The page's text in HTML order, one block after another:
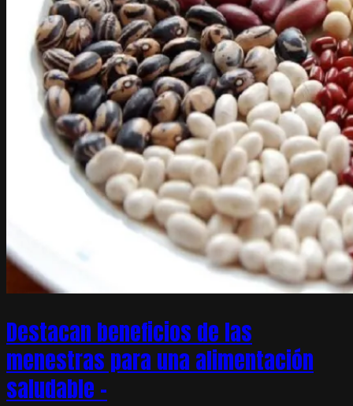
Destacan beneficios de las
menestras para una alimentación
saludable –